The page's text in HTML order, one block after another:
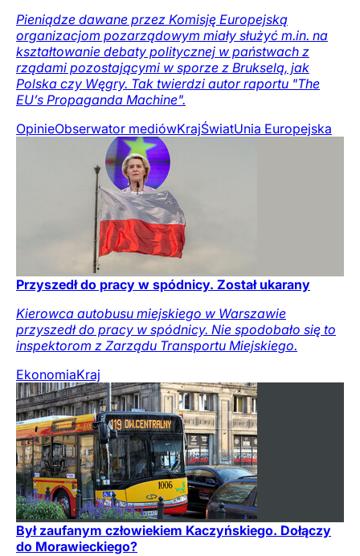
Pieniądze dawane przez Komisję Europejską
organizacjom pozarządowym miały służyć m.in. na
kształtowanie debaty politycznej w państwach z
rządami pozostającymi w sporze z Brukselą, jak
Polska czy Węgry. Tak twierdzi autor raportu "The
EU’s Propaganda Machine".
OpinieObserwator mediówKrajŚwiatUnia Europejska
Przyszedł do pracy w spódnicy. Został ukarany
Kierowca autobusu miejskiego w Warszawie
przyszedł do pracy w spódnicy. Nie spodobało się to
inspektorom z Zarządu Transportu Miejskiego.
EkonomiaKraj
Był zaufanym człowiekiem Kaczyńskiego. Dołączy
do Morawieckiego?